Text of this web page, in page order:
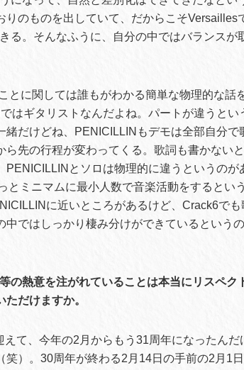
りのものを出していて、だからこそVersailles
る。そんなふうに、自分の中ではバランスが
とに関しては誰もがわかる簡単な物理的な話
はギタリストなんだよね。パートが違うとい
だけどね、PENICILLINもデモは全部自分で
先の行程が変わってくる。歌詞も書かない
とソロは物理的に違うというのが
とミニマムに最小人数で音楽活動をするとい
に近いところがあるけど、Crack6でも
ではしっかり棲み分けができているという
の熱意を注がれていることは本当にリスペク
だけますか。
て、今年の2月からもう31周年になったんだ
笑）。30周年が終わる2月14日の手前の2月1